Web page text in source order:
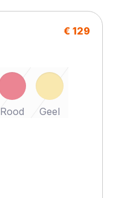
€ 129
Rood Geel